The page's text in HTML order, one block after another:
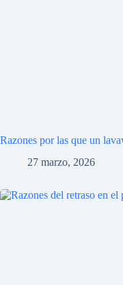
Razones por las que un
27 marzo, 2026